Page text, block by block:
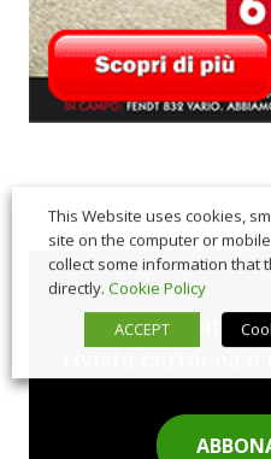
Sfoglia
rivista cartacea e
This Website uses cookies,
site on the computer or
collect some information that
directly. Cookie Policy
ACCEPT